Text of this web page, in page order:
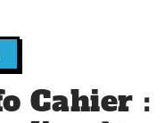
Cahier :